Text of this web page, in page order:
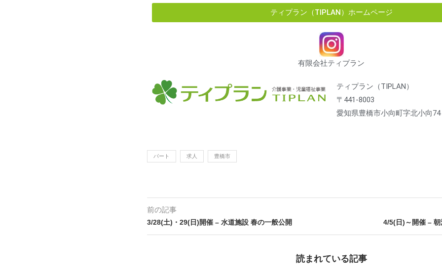
ティプラン（TIPLAN）ホームページ
有限会社ティプラン
ティプラン（TIPLAN）
〒441-8003
愛知県豊橋市小向町字北小向74
パート 求人 豊橋市
前の記事
3/28(土)・29(日)開催 – 水道施設 春の一般公開 4/5(日)～開催 –
読まれている記事